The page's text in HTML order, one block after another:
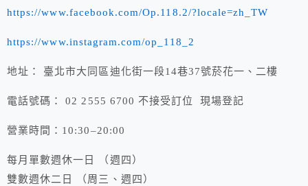
https://www.facebook.com/Op.118.2/?locale=zh_TW
https://www.instagram.com/op_118_2
地址： 臺北市大同區迪化街一段14巷37號菸花一、二樓
電話號碼： 02 2555 6700 不接受訂位 現場登記
營業時間：10:30–20:00
每月單數週休一日 （週四）
雙數週休二日 （周三、週四）